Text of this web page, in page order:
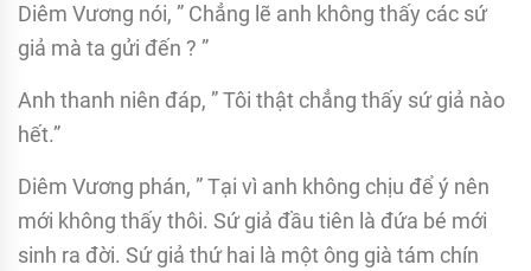
Diêm Vương nói, ” Chẳng lẽ anh không thấy các sứ
giả mà ta gửi đến ? ”
Anh thanh niên đáp, ” Tôi thật chẳng thấy sứ giả nào
hết.”
Diêm Vương phán, ” Tại vì anh không chịu để ý nên
mới không thấy thôi. Sứ giả đầu tiên là đứa bé mới
sinh ra đời. Sứ giả thứ hai là một ông già tám chín